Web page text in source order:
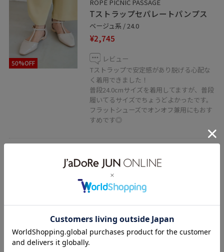
50%OFF
ROPÉ PICNIC PASSAGE
Tストラップセパレートパンプス
ベージュ系 / 24.0
¥2,745
レビュー
Tストラップで安定感があり脱げる心配な
く着用できました！
普段24.0cmサイズを着用してますが、普段
履いてるサイズでちょうどよかったです。
フラットシューズでオンオフ兼用にもおす
すめです◎
50%OFF
2BUY10%OFF
ROPÉ PICNIC PASSAGE
ペーパーライクバケットバッ
グ/2WAY
オフホワイト / F
¥3,245
レビュー